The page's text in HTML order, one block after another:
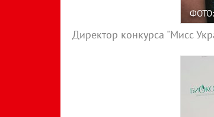
Директор конкурса "Мисс